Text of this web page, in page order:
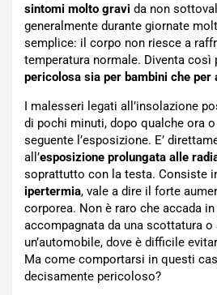
sintomi molto gravi da non
generalmente durante giornate
semplice: il corpo non riesce a
temperatura normale. Diventa
pericolosa sia per bambini che per
I malesseri legati all’insolazione
di pochi minuti, dopo qualche ora
seguente l’esposizione. E’
all’esposizione prolungata alle
soprattutto con la testa. Consiste
ipertermia, vale a dire il forte
corporea. Non è raro che accada
accompagnata da una scottatura o
un’automobile, dove è difficile
Ma come comportarsi in questi
decisamente pericoloso?